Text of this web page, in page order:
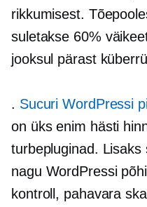
rikkumisest.
suletakse 60%
jooksul pärast
. Sucuri WordPressi
on üks enim hästi
turbepluginad. Lisaks
nagu WordPressi
kontroll, pahavara